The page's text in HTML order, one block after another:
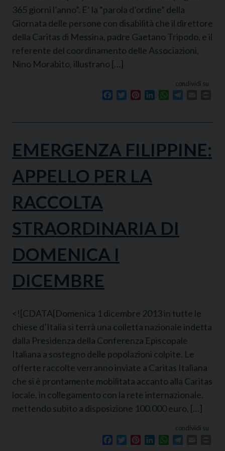
365 giorni l’anno”. E’ la “parola d’ordine” della
Giornata delle persone con disabilità che il direttore
della Caritas di Messina, padre Gaetano Tripodo, e il
referente del coordinamento delle Associazioni,
Nino Morabito, illustrano […]
condividi su
Facebook
TwitterPinterestLinkedInWhatsApp
EMERGENZA FILIPPINE:
APPELLO PER LA
RACCOLTA
STRAORDINARIA DI
DOMENICA I
DICEMBRE
<![CDATA[Domenica 1 dicembre 2013 in tutte le
chiese d’Italia si terrà una colletta nazionale indetta
dalla Presidenza della Conferenza Episcopale
Italiana a sostegno delle popolazioni colpite. Le
offerte raccolte verranno inviate a Caritas Italiana
che si è prontamente mobilitata accanto alla Caritas
locale, in collegamento con la rete internazionale,
mettendo subito a disposizione 100.000 euro, […]
condividi su
Facebook
TwitterPinterestLinkedInWhatsApp